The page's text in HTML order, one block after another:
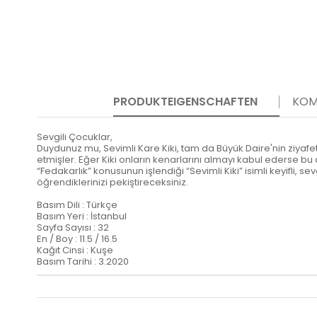
PRODUKTEIGENSCHAFTEN
Sevgili Çocuklar,
Duydunuz mu, Sevimli Kare Kiki, tam da Büyük Daire'nin
etmişler. Eğer Kiki onların kenarlarını almayı kabul ederse
“Fedakarlık” konusunun işlendiği “Sevimli Kiki” isimli keyifli,
öğrendiklerinizi pekiştireceksiniz.
Basım Dili : Türkçe
Basım Yeri : İstanbul
Sayfa Sayısı : 32
En / Boy : 11.5 / 16.5
Kağıt Cinsi : Kuşe
Basım Tarihi : 3.2020